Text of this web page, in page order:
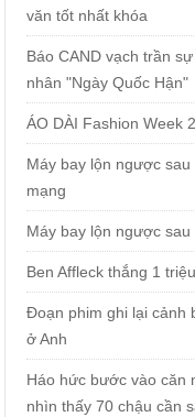
văn tốt nhất khóa
Báo CAND vạch trần
nhân "Ngày Quốc Hận"
ÁO DÀI Fashion Week
Máy bay lộn ngược
mạng
Máy bay lộn ngược
Ben Affleck thắng 1
Đoạn phim ghi lại cảnh
ở Anh
Háo hức bước vào căn
nhìn thấy 70 chậu cần